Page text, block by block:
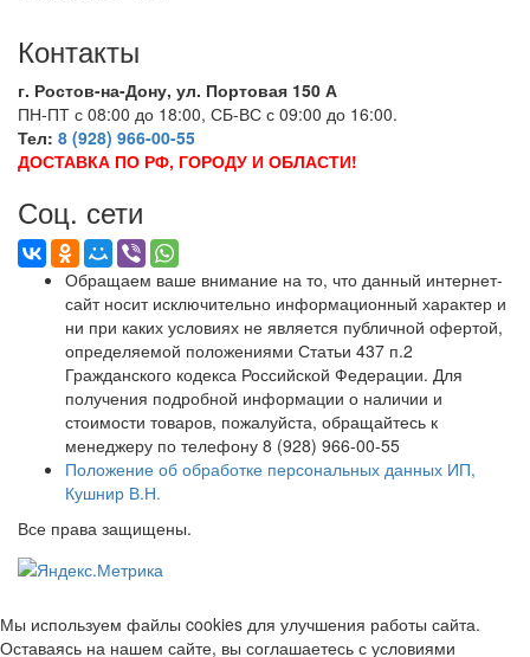
Контакты
г. Ростов-на-Дону, ул. Портовая 150 А
ПН-ПТ с 08:00 до 18:00, СБ-ВС с 09:00 до 16:00.
Тел: 8 (928) 966-00-55
ДОСТАВКА ПО РФ, ГОРОДУ И ОБЛАСТИ!
Соц. сети
Обращаем ваше внимание на то, что данный интернет-
сайт носит исключительно информационный характер и
ни при каких условиях не является публичной офертой,
определяемой положениями Статьи 437 п.2
Гражданского кодекса Российской Федерации. Для
получения подробной информации о наличии и
стоимости товаров, пожалуйста, обращайтесь к
менеджеру по телефону 8 (928) 966-00-55
Положение об обработке персональных данных ИП,
Кушнир В.Н.
Все права защищены.
Мы используем файлы cookies для улучшения работы сайта.
Оставаясь на нашем сайте, вы соглашаетесь с условиями